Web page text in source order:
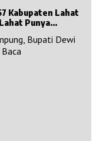
Kabupaten Lahat
Punya